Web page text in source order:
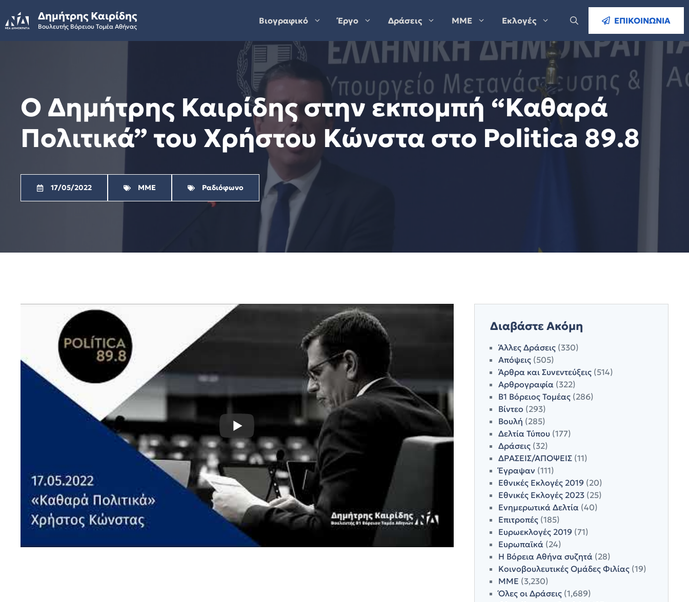
to
content
Δημήτρης Καιρίδης
Βουλευτής Βόρειου Τομέα Αθήνας
Βιογραφικό Έργο Δράσεις ΜΜΕ Εκλογές ΕΠΙΚΟΙΝΩΝΙΑ
Ο Δημήτρης Καιρίδης στην εκπομπή “Καθαρά
Πολιτικά” του Χρήστου Κώνστα στο Politica 89.8
17/05/2022 ΜΜΕ Ραδιόφωνο
Διαβάστε Ακόμη
Άλλες Δράσεις(330)
Απόψεις(505)
Άρθρα και Συνεντεύξεις(514)
Αρθρογραφία(322)
Β1 Βόρειος Τομέας(286)
Βίντεο (293)
Βουλή (285)
Δελτία Τύπου(177)
Δράσεις(32)
ΔΡΑΣΕΙΣ/ΑΠΟΨΕΙΣ(11)
Έγραψαν (111)
Εθνικές Εκλογές 2019 (20)
Εθνικές Εκλογές 2023(25)
Ενημερωτικά Δελτία(40)
Επιτροπές(185)
Ευρωεκλογές 2019 (71)
Ευρωπαϊκά(24)
Η Βόρεια Αθήνα συζητά(28)
Κοινοβουλευτικές Ομάδες Φιλίας(19)
ΜΜΕ (3,230)
Όλες οι Δράσεις(1,689)